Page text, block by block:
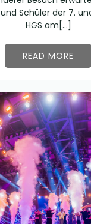
Schüler der 7.
HGS am[…]
READ MORE